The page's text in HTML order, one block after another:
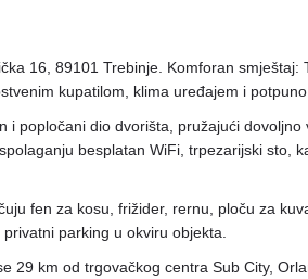
16, 89101 Trebinje. Komforan smještaj:
kupatilom, klima uređajem i
i popločani dio dvorišta, pružajući
besplatan WiFi, trpezarijski sto,
fen za kosu, frižider, rernu, ploču za
parking u okviru objekta.
29 km od trgovačkog centra Sub City,